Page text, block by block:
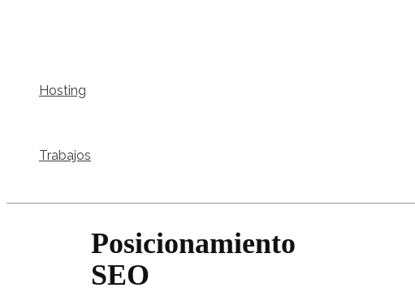
Hosting
Trabajos
Posicionamiento
SEO